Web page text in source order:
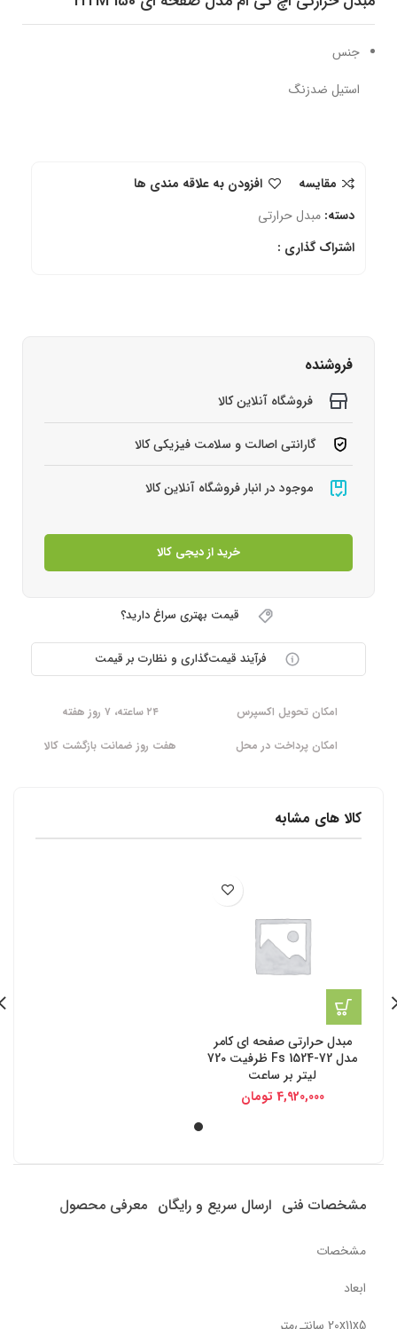
جنس
استیل ضدزنگ
مقایسه
افزودن به علاقه مندی ها
دسته: مبدل حرارتی
اشتراک گذاری :
فروشنده
فروشگاه آنلاین کالا
گارانتی اصالت و سلامت فیزیکی کالا
موجود در انبار فروشگاه آنلاین کالا
خرید از دیجی کالا
قیمت بهتری سراغ دارید؟
فرآیند قیمت‌گذاری و نظارت بر قیمت
امکان تحویل اکسپرس
۲۴ ساعته، ۷ روز هفته
امکان پرداخت در محل
هفت روز ضمانت بازگشت کالا
کالا های مشابه
مبدل حرارتی صفحه ای کامر
مدل Fs 1524-72 ظرفیت 720
لیتر بر ساعت
4,920,000 تومان
مشخصات فنی ارسال سریع و رایگان معرفی محصول
مشخصات
ابعاد